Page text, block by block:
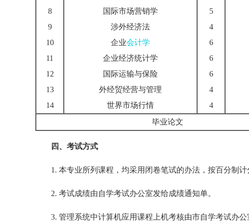
8
9
10
11
12
13
14
国际市场营销学
涉外经济法
企业会计学
企业经济统计学
国际运输与保险
外经贸经营与管理
世界市场行情
5
4
6
6
6
4
4
毕业论文
四、考试方式
1. 本专业所列课程，均采用闭卷笔试的办法，按百分制计
2. 考试成绩由自学考试办公室发给成绩通知单。
3. 管理系统中计算机应用课程上机考核由市自学考试办公